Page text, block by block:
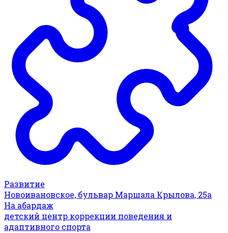
Развитие
Новоивановское, бульвар Маршала Крылова, 25а
На абардаж
детский центр коррекции поведения и
адаптивного спорта